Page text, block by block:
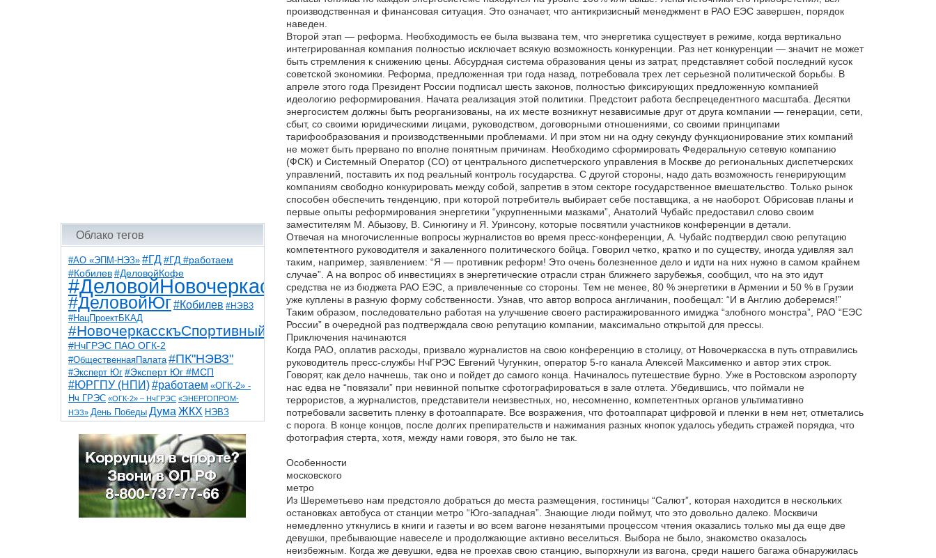
Облако тегов
#АО «ЭПМ-НЭЗ» #ГД #ГД #работаем
#Кобилев #ДеловойКофе
#ДеловойНовочеркасск
#ДеловойЮг#Кобилев #НЭВЗ
#НацПроектБКАД
#НовочеркасскъСпортивный
#НчГРЭС ПАО ОГК-2
#ОбщественнаяПалата #ПК"НЭВЗ"
#Эксперт Юг #Эксперт Юг #МСП
#ЮРГПУ (НПИ)#работаем «ОГК-2» -
Нч ГРЭС «ОГК-2» – НчГРЭС «ЭНЕРГОПРОМ-
НЭЗ» День Победы Дума ЖКХ НЭВЗ
НчГРЭС ТНТ
благоустройствоветераны выборы
детидороги казаки коррупция космос
общественная палата парк пожар роща
спорт театр транспорт художники
производственная и финансовая ситуация. Это означает, что антикризисный менеджмент в РАО ЕЭС завершен, порядок
наведен.
Второй этап — реформа. Необходимость ее была вызвана тем, что энергетика существует в режиме, когда вертикально
интегрированная компания полностью исключает всякую возможность конкуренции. Раз нет конкуренции — значит не может
быть стремления к снижению цены. Абсурдная система образования цены из затрат, представляет собой последний кусок
советской экономики. Реформа, предложенная три года назад, потребовала трех лет серьезной политической борьбы. В
апреле этого года Президент России подписал шесть законов, полностью фиксирующих предложенную компанией
идеологию реформирования. Начата реализация этой политики. Предстоит работа беспрецедентного масштаба. Десятки
энергосистем должны быть реорганизованы, на их месте возникнут независимые друг от друга компании — генерации, сети,
сбыт, со своими юридическими лицами, руководством, договорными отношениями, со своими принципами
тарифообразования и производственными проблемами. И при этом ни на одну секунду функционирование этих компаний
не может быть прервано по вполне понятным причинам. Необходимо сформировать Федеральную сетевую компанию
(ФСК) и Системный Оператор (СО) от центрального диспетчерского управления в Москве до региональных диспетчерских
управлений, поставить их под реальный контроль государства. С другой стороны, надо дать возможность генерирующим
компаниям свободно конкурировать между собой, запретив в этом секторе государственное вмешательство. Только рынок
способен обеспечить тенденцию, при которой потребитель выбирает себе поставщика, а не наоборот. Обрисовав планы и
первые опыты реформирования энергетики “укрупненными мазками”, Анатолий Чубайс предоставил слово своим
заместителям М. Абызову, В. Синюгину и Я. Уринсону, которые посвятили участников конференции в детали.
Отвечая на многочисленные вопросы журналистов во время пресс-конференции, А. Чубайс подтвердил свою репутацию
компетентного руководителя и закаленного политического бойца. Говорил четко, кратко и по существу, иногда удивляя зал
таким, например, заявлением: “Я — противник реформ! Это очень болезненное дело и идти на них нужно в самом крайнем
случае”. А на вопрос об инвестициях в энергетические отрасли стран ближнего зарубежья, сообщил, что на это идут
средства не из бюджета РАО ЕЭС, а привлеченные со стороны. Тем не менее, 80 % энергетики в Армении и 50 % в Грузии
уже куплены в разную форму собственности. Узнав, что автор вопроса англичанин, пообещал: “И в Англию доберемся!”
Таким образом, последовательно работая на улучшение своего растиражированного имиджа “злобного монстра”, РАО “ЕЭС
России” в очередной раз подтверждала свою репутацию компании, максимально открытой для прессы.
Приключения начинаются
Когда РАО, оплатив расходы, призвало журналистов на свою конференцию в столицу, от Новочеркасска в путь отправились
руководитель пресс-службы НчГРЭС Евгений Чугункин, оператор 5-го канала Алексей Максименко и автор этих строк.
Говорят, как дело начнешь, так оно и пойдет до самого конца. Начиналось путешествие бурно. Уже в Ростовском аэропорту
нас едва не “повязали” при невинной попытке сфотографироваться в зале отлета. Убедившись, что поймали не
террористов, а журналистов, представители неизвестных, но, несомненно, компетентных органов ультимативно
потребовали засветить пленку в фотоаппарате. Все возражения, что фотоаппарат цифровой и пленки в нем нет, отметались
с порога. В конце концов, после долгих препирательств и нажимания разных кнопок удалось убедить стражей порядка, что
фотография стерта, хотя, между нами говоря, это было не так.
Особенности
московского
метро
Из Шереметьево нам предстояло добраться до места размещения, гостиницы “Салют”, которая находится в нескольких
остановках автобуса от станции метро “Юго-западная”. Знающие люди поймут, что это довольно далеко. Москвичи
немедленно уткнулись в книги и газеты и во всем вагоне незанятыми процессом чтения оказались только мы да еще две
девушки, пребывающие навеселе и продолжающие активно веселиться. Выбора не было, знакомство оказалось
неизбежным. Когда же девушки, едва не проехав свою станцию, выпорхнули из вагона, среди нашего багажа обнаружилась